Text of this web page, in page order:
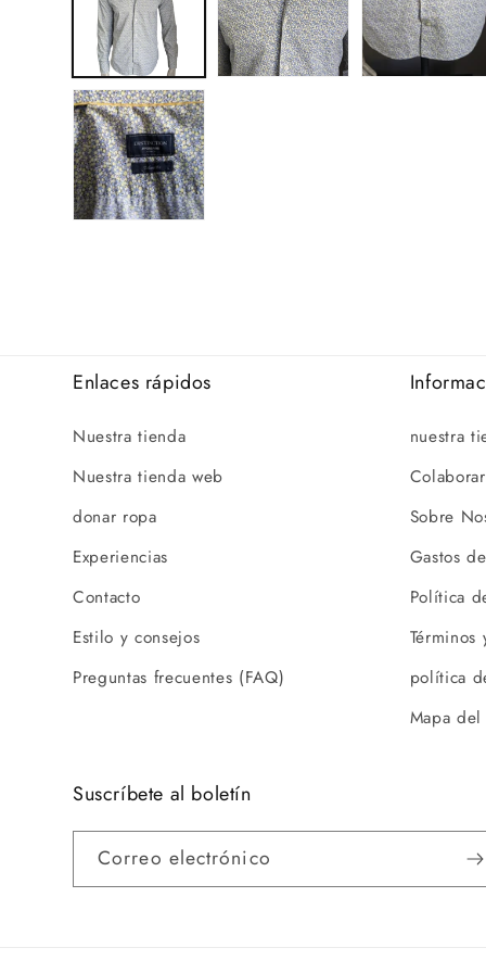
Enlaces rápidos
Nuestra tienda
Nuestra tienda web
donar ropa
Experiencias
Contacto
Estilo y consejos
Preguntas frecuentes (FAQ)
nuestra
Sobre
Gastos
Política
política
Mapa
Suscríbete al boletín
Correo electrónico